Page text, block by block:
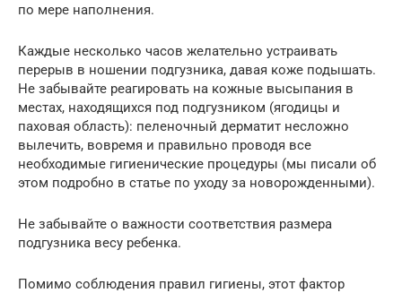
по мере наполнения.
Каждые несколько часов желательно устраивать
перерыв в ношении подгузника, давая коже подышать.
Не забывайте реагировать на кожные высыпания в
местах, находящихся под подгузником (ягодицы и
паховая область): пеленочный дерматит несложно
вылечить, вовремя и правильно проводя все
необходимые гигиенические процедуры (мы писали об
этом подробно в статье по уходу за новорожденными).
Не забывайте о важности соответствия размера
подгузника весу ребенка.
Помимо соблюдения правил гигиены, этот фактор